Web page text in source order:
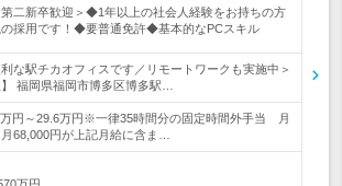
第二新卒歓迎＞◆1年以上の社会人経験をお持ちの方
採用です！◆要普通免許◆基本的なPCスキル
利な駅チカオフィスです／リモートワークも実施中＞
】 福岡県福岡市博多区博多駅…
万円～29.6万円※一律35時間分の固定時間外手当 月
68,000円が上記月給に含ま…
万円